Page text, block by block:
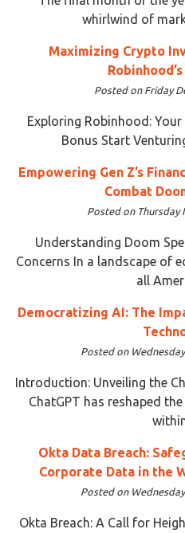
whirlwind of
Maximizing Crypto
Posted on Friday
Exploring Robinhood:
Bonus Start
Empowering Gen Z’s
Combat
Posted on Thursday
Understanding Doom
Concerns In a landscape of
all
Democratizing AI: The
Posted on
Introduction: Unveiling the
ChatGPT has reshaped
Okta Data Breach:
Corporate Data in the
Posted on
Okta Breach: A Call for